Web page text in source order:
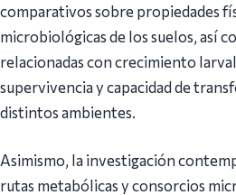
comparativos sobre propiedades
microbiológicas de los suelos, así
relacionadas con crecimiento
supervivencia y capacidad de
distintos ambientes.
Asimismo, la investigación
rutas metabólicas y consorcios